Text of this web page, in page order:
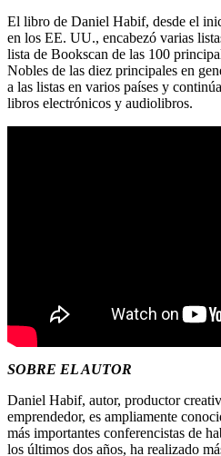
El libro de Daniel Habif, desde el
en los EE. UU., encabezó varias
lista de Bookscan de las 100
Nobles de las diez principales en
a las listas en varios países y
libros electrónicos y audiolibros.
SOBRE EL AUTOR
Daniel Habif, autor, productor
emprendedor, es ampliamente
más importantes conferencistas de
los últimos dos años, ha realizado